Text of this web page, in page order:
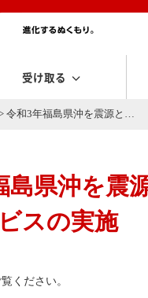
受け取る
令和3年福島県沖を震源と…
島県沖を震
スの実施
ください。